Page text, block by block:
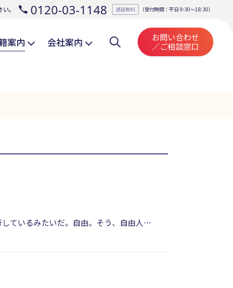
。 0120-03-1148 通話無料 （受付時間：平日 9:30～18:30）
案内 会社案内 お問い合わせ
／ご相談窓口
ているみたいだ。自由。そう、自由人。
術ができない状況──一日一日、一瞬一
合う日々を、ユーモラスに綴った1冊。